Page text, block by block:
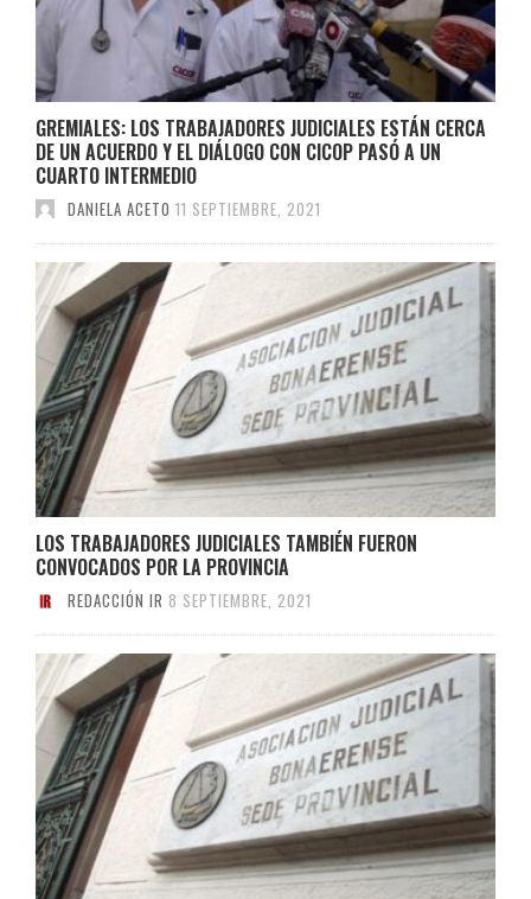
GREMIALES: LOS TRABAJADORES JUDICIALES ESTÁN CERCA
DE UN ACUERDO Y EL DIÁLOGO CON CICOP PASÓ A UN
CUARTO INTERMEDIO
DANIELA ACETO 11 SEPTIEMBRE, 2021
LOS TRABAJADORES JUDICIALES TAMBIÉN FUERON
CONVOCADOS POR LA PROVINCIA
REDACCIÓN IR 8 SEPTIEMBRE, 2021